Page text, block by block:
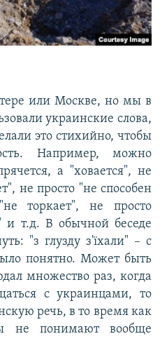
или Москве, но мы в
украинские слова,
это стихийно, чтобы
Например, можно
а "ховается", не
не просто "не способен
торкает", не просто
и т.д. В обычной беседе
"з глузду з'їхали" – с
понятно. Может быть
множество раз, когда
с украинцами, то
речь, в то время как
не понимают вообще